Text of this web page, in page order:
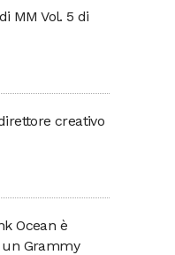
MM Vol. 5 di
creativo
Ocean è
un Grammy